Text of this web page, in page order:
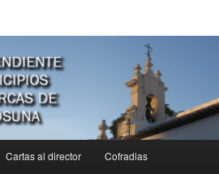
Cartas al director Cofradias